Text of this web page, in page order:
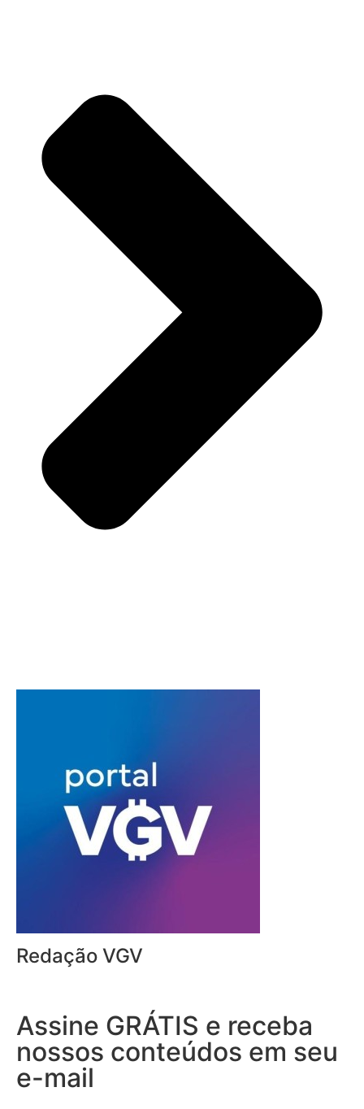
Redação VGV
Assine GRÁTIS e receba
nossos conteúdos em seu
e-mail